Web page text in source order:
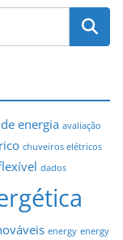
energia avaliação
chuveiros elétricos
dados
energy energy